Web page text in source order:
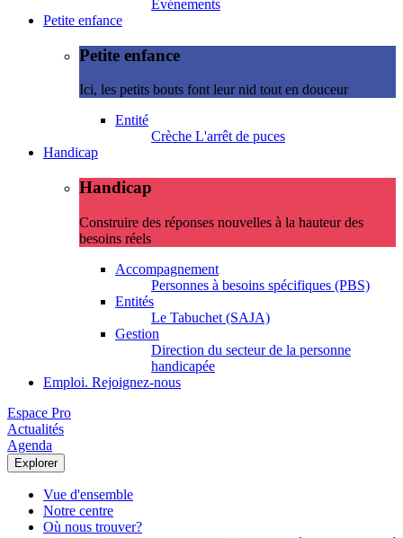
Evénements
Petite enfance
Petite enfance
Ici, les petits bouts font leur nid tout en douceur
Entité
Crèche L'arrêt de puces
Handicap
Handicap
Construire des réponses nouvelles à la hauteur des
besoins réels
Accompagnement
Personnes à besoins spécifiques (PBS)
Entités
Le Tabuchet (SAJA)
Gestion
Direction du secteur de la personne
handicapée
Emploi. Rejoignez-nous
Espace Pro
Actualités
Agenda
Explorer
Vue d'ensemble
Notre centre
Où nous trouver?